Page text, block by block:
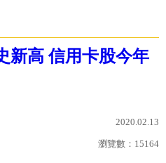
新高 信用卡股今年
2020.02.13
瀏覽數： 15164